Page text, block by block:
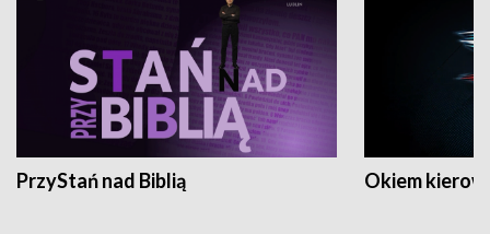
PrzyStań nad Biblią Okiem